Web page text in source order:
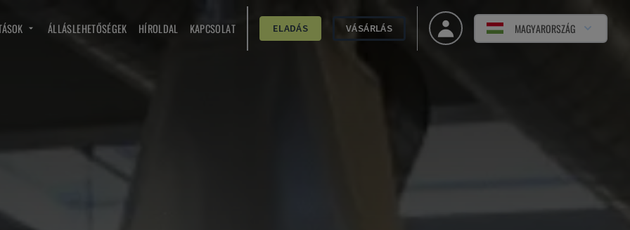
ÁLLÁSLEHETŐSÉGEK HÍROLDAL KAPCSOLAT ELADÁS VÁSÁRLÁS MAGYARORSZÁG